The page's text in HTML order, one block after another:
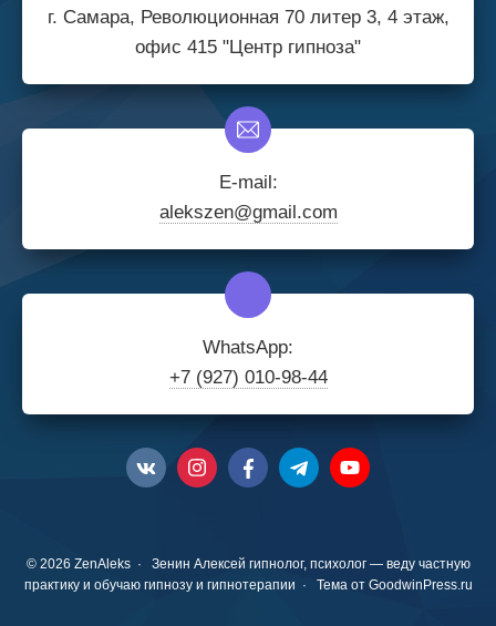
г. Самара, Революционная 70 литер 3, 4 этаж,
офис 415 "Центр гипноза"
E-mail:
alekszen@gmail.com
WhatsApp:
+7 (927) 010-98-44
© 2026 ZenAleks· Зенин Алексей гипнолог, психолог — веду частную
практику и обучаю гипнозу и гипнотерапии · Тема от GoodwinPress.ru